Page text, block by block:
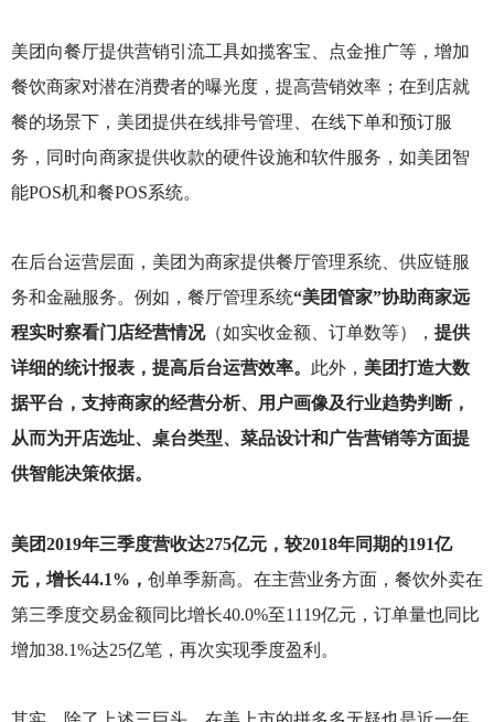
美团向餐厅提供营销引流工具如揽客宝、点金推广等，增加
餐饮商家对潜在消费者的曝光度，提高营销效率；在到店就
餐的场景下，美团提供在线排号管理、在线下单和预订服
务，同时向商家提供收款的硬件设施和软件服务，如美团智
能POS机和餐POS系统。
在后台运营层面，美团为商家提供餐厅管理系统、供应链服
务和金融服务。例如，餐厅管理系统“美团管家”协助商家远
程实时察看门店经营情况（如实收金额、订单数等）， 提供
详细的统计报表，提高后台运营效率。 此外， 美团打造大数
据平台，支持商家的经营分析、用户画像及行业趋势判断，
从而为开店选址、桌台类型、菜品设计和广告营销等方面提
供智能决策依据。
美团2019年三季度营收达275亿元，较2018年同期的191亿
元，增长44.1%， 创单季新高。在主营业务方面，餐饮外卖在
第三季度交易金额同比增长40.0%至1119亿元，订单量也同比
增加38.1%达25亿笔，再次实现季度盈利。